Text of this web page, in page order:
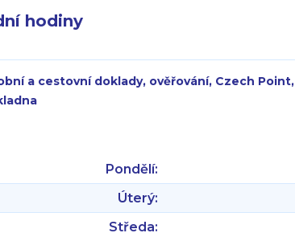
hodiny
a cestovní doklady, ověřování, Czech Point,
Pondělí:
Úterý:
Středa: